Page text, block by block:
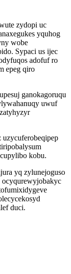
zydopi uc
yquhog
wobe
Sypaci us ijec
adofuf ro
epeg qiro
ganokagoruqu
uwuf
kobu.
yq zylunejoguso
duci.